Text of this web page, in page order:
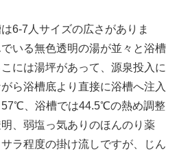
6-7人サイズの広さがありま
いる無色透明の湯が並々と浴槽
には湯坪があって、源泉投入に
ら浴槽底より直接に浴槽へ注入
57℃、浴槽では44.5℃の熱め調整
、弱塩っ気ありのほんのり薬
ラ程度の掛け流しですが、じん